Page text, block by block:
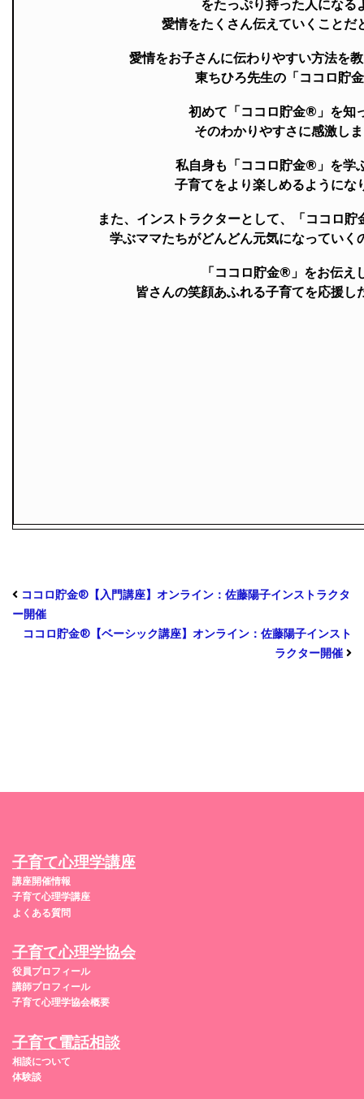
をたっぷり持った人になる
愛情をたくさん伝えていくことだ
愛情をお子さんに伝わりやすい方法を
東ちひろ先生の「ココロ貯
初めて「ココロ貯金®」を知
そのわかりやすさに感激し
私自身も「ココロ貯金®」を学
子育てをより楽しめるようにな
また、インストラクターとして、「ココロ
学ぶママたちがどんどん元気になっていく
「ココロ貯金®」をお伝え
皆さんの笑顔あふれる子育てを応援し
ココロ貯金®︎【入門講座】オンライン：佐藤陽子インストラクタ
ー開催
ココロ貯金®︎【ベーシック講座】オンライン：佐藤陽子インスト
ラクター開催
子育て心理学講座
講座開催情報
子育て心理学講座
よくある質問
子育て心理学協会
役員プロフィール
講師プロフィール
子育て心理学協会概要
子育て電話相談
相談について
体験談